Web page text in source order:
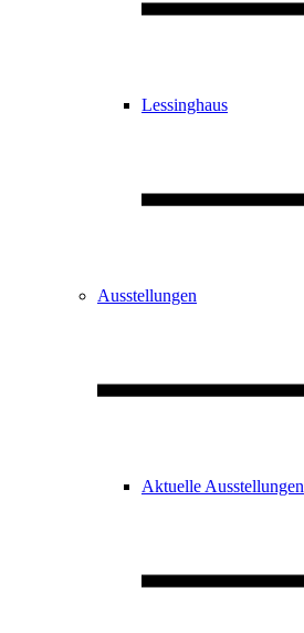
Lessinghaus
Ausstellungen
Aktuelle Ausstellungen